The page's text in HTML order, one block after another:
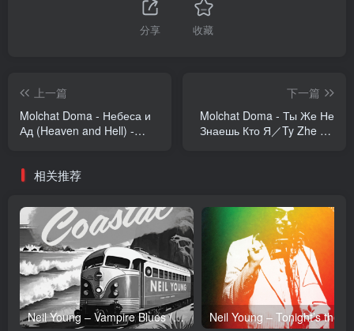
分享 收藏
上一篇
Molchat Doma - Небеса и
Ад (Heaven and Hell) -
下一篇
Molchat Doma - Ты Же Не
Знаешь Кто Я／Ty Zhe Ne
相关推荐
Neil Young – Vampire Blues (Live) – Single(054391239303)【24bit／96.0kHz】土耳其区